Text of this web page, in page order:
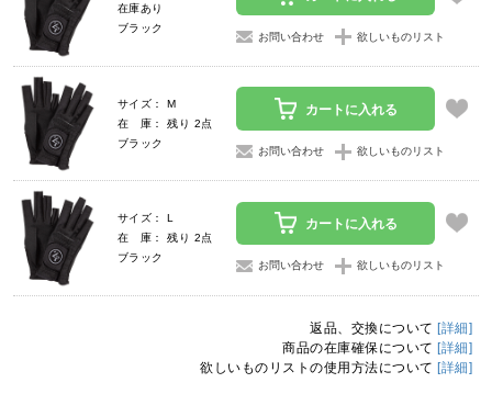
在庫あり
ブラック
お問い合わせ 欲しいものリスト
サイズ： M
在 庫： 残り 2点
ブラック
カートに入れる
お問い合わせ 欲しいものリスト
サイズ： L
在 庫： 残り 2点
ブラック
カートに入れる
お問い合わせ 欲しいものリスト
返品、交換について [詳細]
商品の在庫確保について [詳細]
欲しいものリストの使用方法について [詳細]